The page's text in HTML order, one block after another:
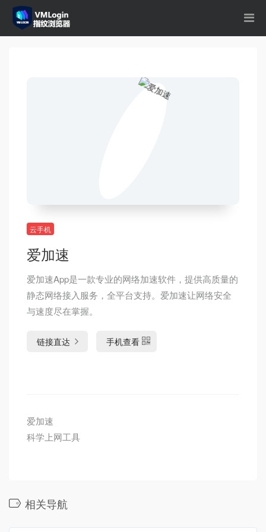
云手机
爱加速
爱加速App是一款专业的网络加速软件，提供高质量的
静态网络接入服务，全平台支持。爱加速让网络安全
与速度尽在掌握。
链接直达 手机查看
爱加速
科学上网工具
相关导航